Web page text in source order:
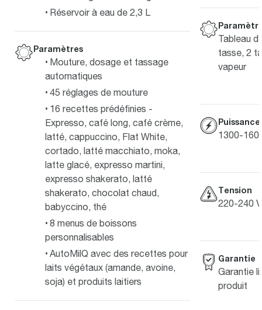
Réservoir à eau de 2,3 L
Paramètres
Mouture, dosage et tassage
automatiques
45 réglages de mouture
16 recettes prédéfinies -
Expresso, café long, café crème,
latté, cappuccino, Flat White,
cortado, latté macchiato, moka,
latte glacé, expresso martini,
expresso shakerato, latté
shakerato, chocolat chaud,
babyccino, thé
8 menus de boissons
personnalisables
AutoMilQ avec des recettes pour
laits végétaux (amande, avoine,
soja) et produits laitiers
Tableau
tasse, 2
vapeur
Puissance
1300-
Tension
220-240
Garantie
Garantie
produit